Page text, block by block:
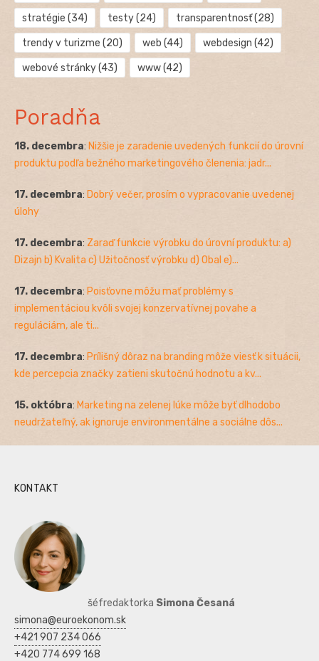
stratégie (34) testy(24) transparentnosť(28)
trendy v turizme (20) web (44) webdesign (42)
webové stránky(43) www(42)
Poradňa
18. decembra: Nižšie je zaradenie uvedených funkcií do úrovní
produktu podľa bežného marketingového členenia: jadr...
17. decembra: Dobrý večer, prosím o vypracovanie uvedenej
úlohy
17. decembra: Zaraď funkcie výrobku do úrovní produktu: a)
Dizajn b) Kvalita c) Užitočnosť výrobku d) Obal e)...
17. decembra: Poisťovne môžu mať problémy s
implementáciou kvôli svojej konzervatívnej povahe a
reguláciám, ale ti...
17. decembra: Prílišný dôraz na branding môže viesť k situácii,
kde percepcia značky zatieni skutočnú hodnotu a kv...
15. októbra: Marketing na zelenej lúke môže byť dlhodobo
neudržateľný, ak ignoruje environmentálne a sociálne dôs...
KONTAKT
šéfredaktorka Simona Česaná
simona@euroekonom.sk
+421 907 234 066
+420 774 699 168